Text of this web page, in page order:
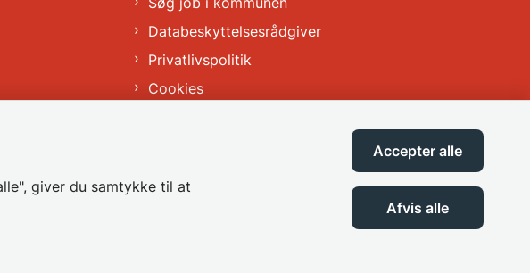
Databeskyttelsesrådgiver
Privatlivspolitik
Cookies
giver du samtykke til at
Accepter alle
Afvis alle